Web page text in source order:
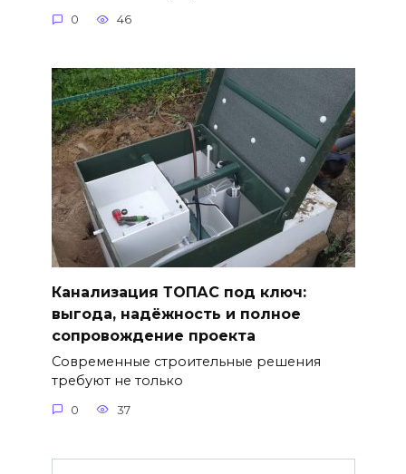
0 46
Канализация ТОПАС под ключ:
выгода, надёжность и полное
сопровождение проекта
Современные строительные решения
требуют не только
0 37